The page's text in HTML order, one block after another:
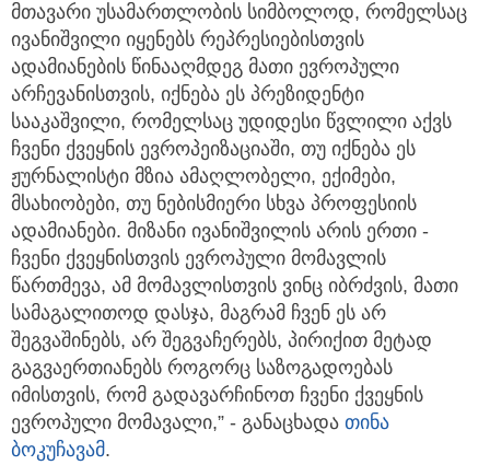
მთავარი უსამართლობის სიმბოლოდ, რომელსაც
ივანიშვილი იყენებს რეპრესიებისთვის
ადამიანების წინააღმდეგ მათი ევროპული
არჩევანისთვის, იქნება ეს პრეზიდენტი
სააკაშვილი, რომელსაც უდიდესი წვლილი აქვს
ჩვენი ქვეყნის ევროპეიზაციაში, თუ იქნება ეს
ჟურნალისტი მზია ამაღლობელი, ექიმები,
მსახიობები, თუ ნებისმიერი სხვა პროფესიის
ადამიანები. მიზანი ივანიშვილის არის ერთი -
ჩვენი ქვეყნისთვის ევროპული მომავლის
წართმევა, ამ მომავლისთვის ვინც იბრძვის, მათი
სამაგალითოდ დასჯა, მაგრამ ჩვენ ეს არ
შეგვაშინებს, არ შეგვაჩერებს, პირიქით მეტად
გაგვაერთიანებს როგორც საზოგადოებას
იმისთვის, რომ გადავარჩინოთ ჩვენი ქვეყნის
ევროპული მომავალი,” - განაცხადა თინა
ბოკუჩავამ.